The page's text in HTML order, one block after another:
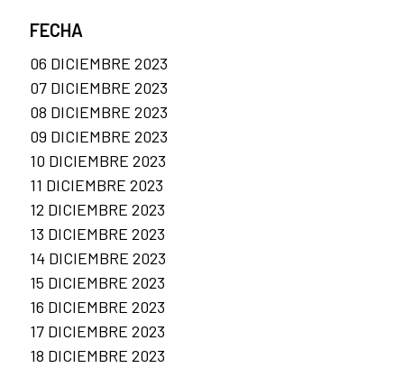
FECHA
06 DICIEMBRE 2023
07 DICIEMBRE 2023
08 DICIEMBRE 2023
09 DICIEMBRE 2023
10 DICIEMBRE 2023
11 DICIEMBRE 2023
12 DICIEMBRE 2023
13 DICIEMBRE 2023
14 DICIEMBRE 2023
15 DICIEMBRE 2023
16 DICIEMBRE 2023
17 DICIEMBRE 2023
18 DICIEMBRE 2023